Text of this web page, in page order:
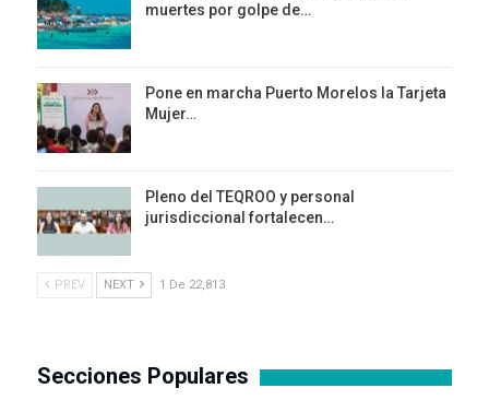
muertes por golpe de…
Pone en marcha Puerto Morelos la Tarjeta
Mujer…
Pleno del TEQROO y personal
jurisdiccional fortalecen…
PREV NEXT 1 De 22,813
Secciones Populares